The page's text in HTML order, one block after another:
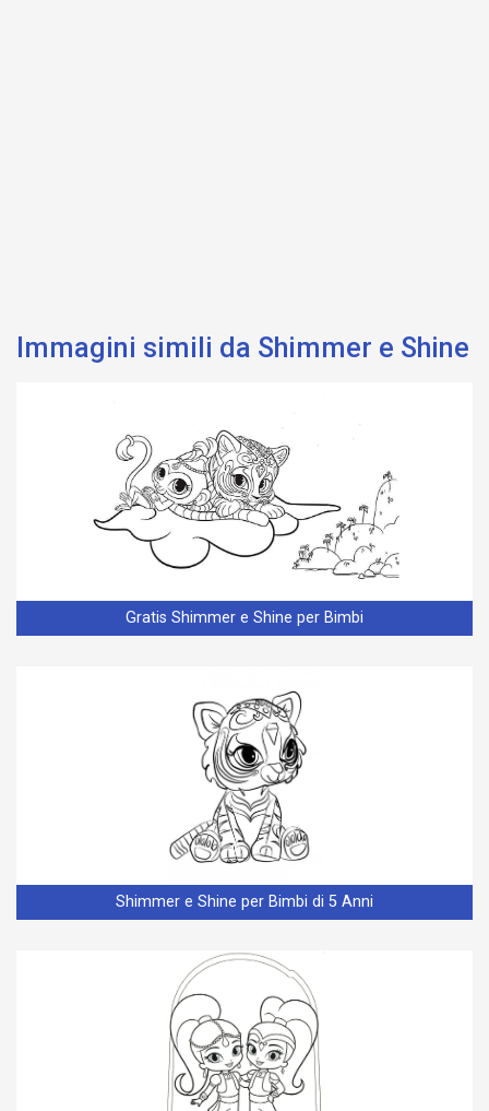
Immagini simili da Shimmer e Shine
Gratis Shimmer e Shine per Bimbi
Shimmer e Shine per Bimbi di 5 Anni